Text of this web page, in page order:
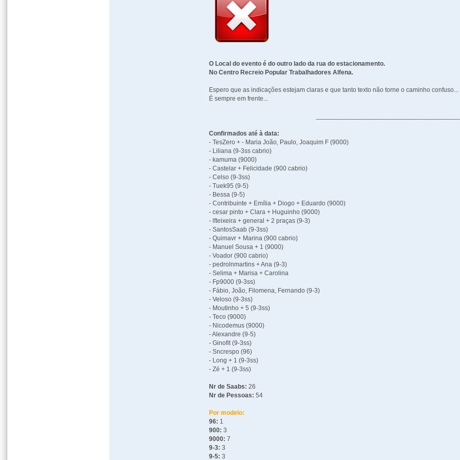
O Local do evento é do outro lado da rua do estacionamento.
No Centro Recreio Popular Trabalhadores Alfena.
Espero que as indicações estejam claras e que tanto texto não torne o caminho confuso...
É sempre em frente...
Confirmados até à data:
- TesZero + - Maria João, Paulo, Joaquim F (9000)
- Liliana (9-3ss cabrio)
- kamuma (9000)
- Castelar + Felicidade (900 cabrio)
- Celso (9-3ss)
- Tuek95 (9-5)
- Bessa (9-5)
- Contribuinte + Emília + Diogo + Eduardo (9000)
- cesar pinto + Clara + Huguinho (9000)
- lfteixeira + general + 2 praças (9-3)
- SantosSaab (9-3ss)
- Quimavr + Marina (900 cabrio)
- Manuel Sousa + 1 (9000)
- Voador (900 cabrio)
- pedrolnmartins + Ana (9-3)
- Selima + Marisa + Carolina
- Fp9000 (9-3ss)
- Fábio, João, Filomena, Fernando (9-3)
- Veloso (9-3ss)
- Moutinho + 5 (9-3ss)
- Teco (9000)
- Nicodemus (9000)
- Alexandre (9-5)
- Ginofit (9-3ss)
- Sncrespo (96)
- Long + 1 (9-3ss)
- Zé + 1 (9-3ss)
Nr de Saabs: 26
Nr de Pessoas: 54
Por modelo:
96: 1
900: 3
9000: 7
9-3: 3
9-5: 3